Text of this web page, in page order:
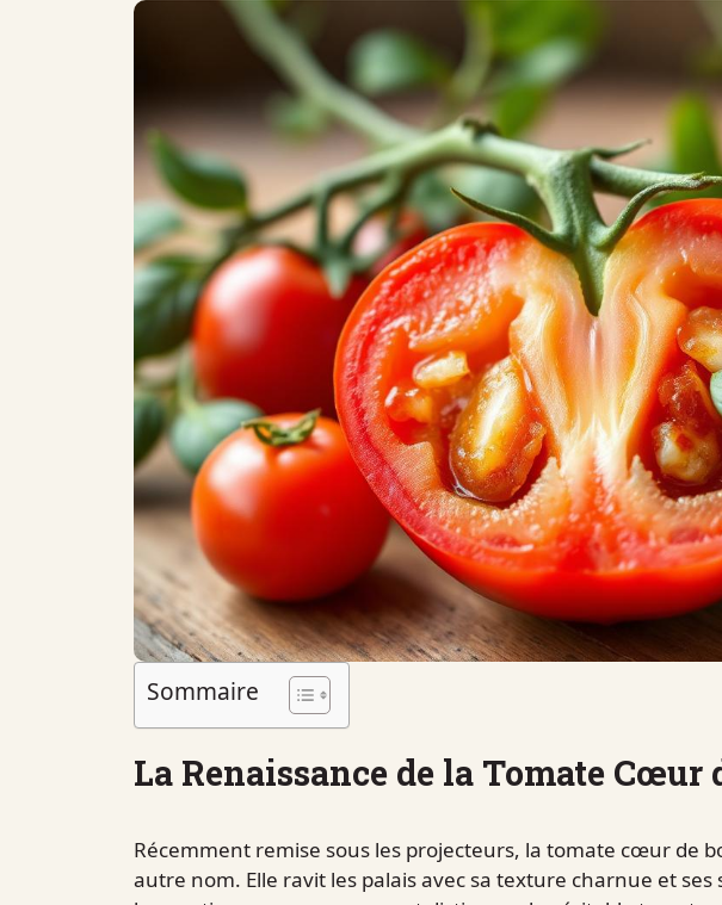
Sommaire
La Renaissance de la Tomate
Récemment remise sous les projecteurs, la tomate cœur de
autre nom. Elle ravit les palais avec sa texture charnue et